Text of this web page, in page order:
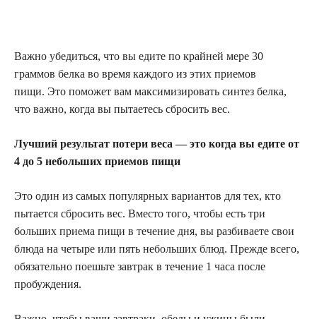
Важно убедиться, что вы едите по крайней мере 30
граммов белка во время каждого из этих приемов
пищи. Это поможет вам максимизировать синтез белка,
что важно, когда вы пытаетесь сбросить вес.
Лучший результат потери веса — это когда вы едите от
4 до 5 небольших приемов пищи
Это один из самых популярных вариантов для тех, кто
пытается сбросить вес. Вместо того, чтобы есть три
больших приема пищи в течение дня, вы разбиваете свои
блюда на четыре или пять небольших блюд. Прежде всего,
обязательно поешьте завтрак в течение 1 часа после
пробуждения.